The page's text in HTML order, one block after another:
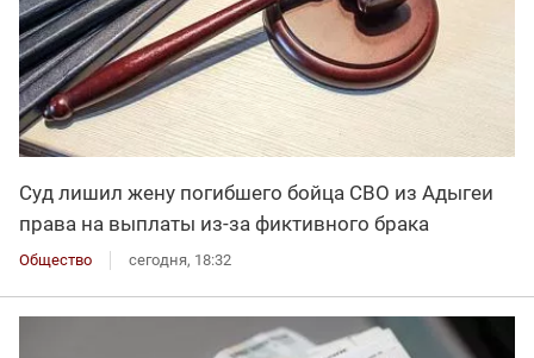
Суд лишил жену погибшего бойца СВО из Адыгеи
права на выплаты из-за фиктивного брака
Общество сегодня, 18:32